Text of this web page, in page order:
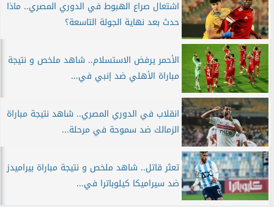
اشتعال صراع الهبوط في الدوري المصري.. ماذا
حدث بعد نهاية الجولة التاسعة؟
الأحمر يرفض الاستسلام.. شاهد ملخص و نتيجة
مباراة الأهلي ضد إنبي في...
انقلاب في الدوري المصري.. شاهد نتيجة مباراة
الزمالك ضد سموحة في مرحلة...
تعثر قاتل.. شاهد ملخص و نتيجة مباراة بيراميدز
ضد سيراميكا كيلوباترا في...